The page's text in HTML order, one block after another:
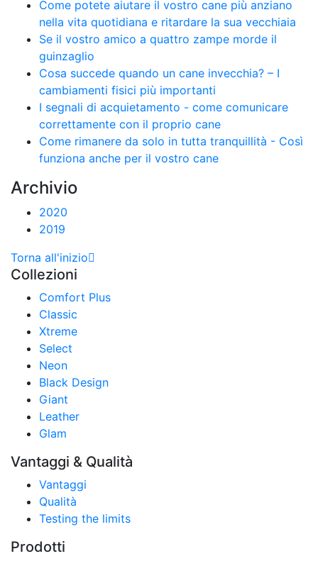
Come potete aiutare il vostro cane più anziano
nella vita quotidiana e ritardare la sua vecchiaia
Se il vostro amico a quattro zampe morde il
guinzaglio
Cosa succede quando un cane invecchia? – I
cambiamenti fisici più importanti
I segnali di acquietamento - come comunicare
correttamente con il proprio cane
Come rimanere da solo in tutta tranquillità - Così
funziona anche per il vostro cane
Archivio
2020
2019
Torna all'inizio
Collezioni
Comfort Plus
Classic
Xtreme
Select
Neon
Black Design
Giant
Leather
Glam
Vantaggi & Qualità
Vantaggi
Qualità
Testing the limits
Prodotti